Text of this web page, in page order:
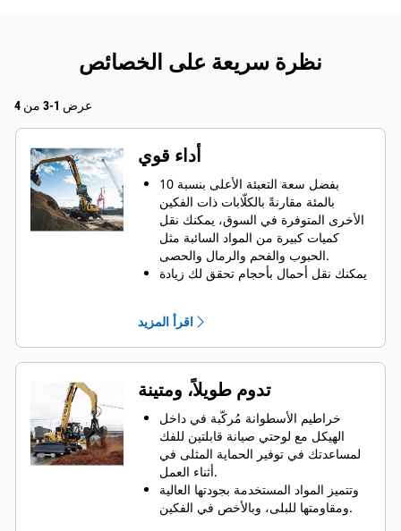
نظرة سريعة على الخصائص
عرض 1-3 من 4
أداء قوي
بفضل سعة التعبئة الأعلى بنسبة 10
بالمئة مقارنةً بالكلّابات ذات الفكين
الأخرى المتوفرة في السوق، يمكنك نقل
كميات كبيرة من المواد السائبة مثل
الحبوب والفحم والرمال والحصى.
يمكنك نقل أحمال بأحجام تحقق لك زيادة
تساعدك قوة الغلق الكبيرة لفكي الكلّاب
ووقت الفتح والغلق السريع في تقليل
وقت الدورات ومواصلة القيام بالعمل
محدد موضع الملحقات PL161 من Cat هو
جهاز Bluetooth يساعدك في العثور على
ملحقاتك بسرعة وسهولة. ويقوم قارئ
Bluetooth في الماكينة أو تطبيق Cat
على هاتفك بتحديد موضع الجهاز
أوتوماتيكيًا.
ومن خلال الاستفادة من نظام Cat
اقرأ المزيد
تدوم طويلاً، ومتينة
خراطيم الأسطوانة مُركّبة في داخل
الهيكل مع لوحتي صيانة قابلتين للفك
لمساعدتك في توفير الحماية المثلى في
أثناء العمل.
وتتميز المواد المستخدمة بجودتها العالية
ومقاومتها للبلى، وبالأخص في الفكين.